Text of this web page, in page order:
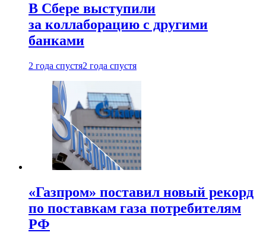
В Сбере выступили
за коллаборацию с другими
банками
2 года спустя2 года спустя
«Газпром» поставил новый рекорд
по поставкам газа потребителям
РФ